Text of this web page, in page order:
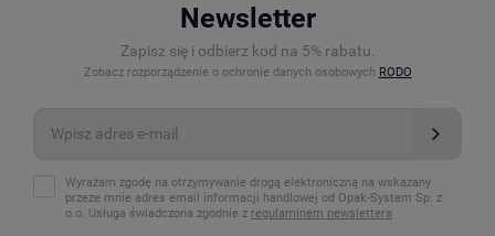
Newsletter
Zapisz się i odbierz kod na 5% rabatu.
Zobacz rozporządzenie o ochronie danych osobowych RODO
Wyrażam zgodę na otrzymywanie drogą elektroniczną na wskazany
przeze mnie adres email informacji handlowej od Opak-System Sp. z
o.o. Usługa świadczona zgodnie z regulaminem newslettera